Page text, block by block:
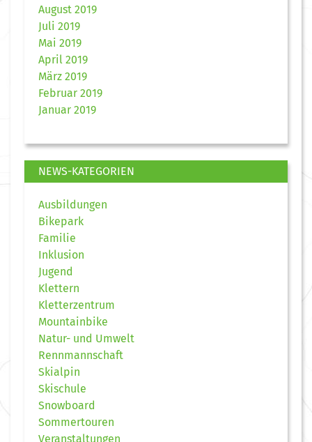
August 2019
Juli 2019
Mai 2019
April 2019
März 2019
Februar 2019
Januar 2019
NEWS-KATEGORIEN
Ausbildungen
Bikepark
Familie
Inklusion
Jugend
Klettern
Kletterzentrum
Mountainbike
Natur- und Umwelt
Rennmannschaft
Skialpin
Skischule
Snowboard
Sommertouren
Veranstaltungen